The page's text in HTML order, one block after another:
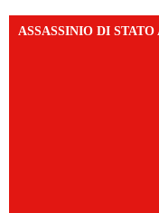
ASSASSINIO DI